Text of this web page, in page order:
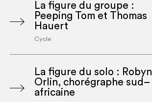
La figure du groupe :
Peeping Tom et Thomas
Hauert
Cycle
La figure du solo : Robyn
Orlin, chorégraphe sud–
africaine